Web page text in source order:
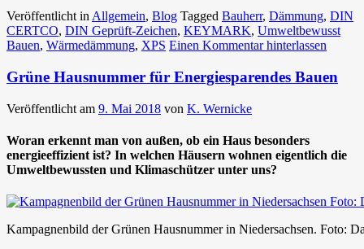
Veröffentlicht in Allgemein, Blog Tagged Bauherr, Dämmung, DIN
CERTCO, DIN Geprüft-Zeichen, KEYMARK, Umweltbewusst
Bauen, Wärmedämmung, XPS Einen Kommentar hinterlassen
Grüne Hausnummer für Energiesparendes Bauen
Veröffentlicht am 9. Mai 2018 von K. Wernicke
Woran erkennt man von außen, ob ein Haus besonders
energieeffizient ist? In welchen Häusern wohnen eigentlich die
Umweltbewussten und Klimaschützer unter uns?
Kampagnenbild der Grünen Hausnummer in Niedersachsen. Foto: